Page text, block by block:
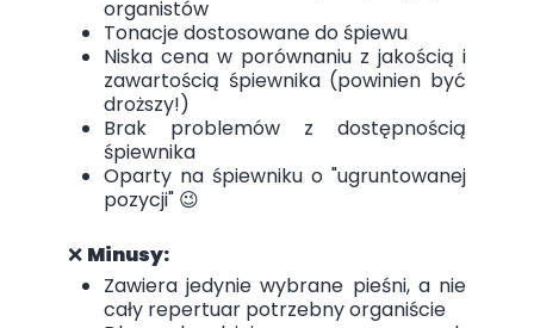
organistów
Tonacje dostosowane do śpiewu
Niska cena w porównaniu z jakością i
zawartością śpiewnika (powinien być
droższy!)
Brak problemów z dostępnością
śpiewnika
Oparty na śpiewniku o "ugruntowanej
pozycji" 😉
❌ Minusy:
Zawiera jedynie wybrane pieśni, a nie
cały repertuar potrzebny organiście